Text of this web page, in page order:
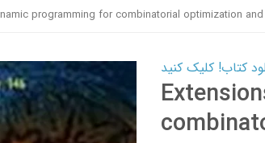
programming for combinatorial optimization